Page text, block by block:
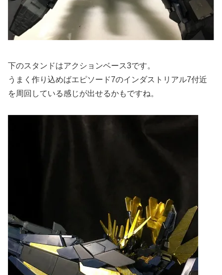
下のスタンドはアクションベース3です。
うまく作り込めばエピソード7のインダストリアル7付近
を周回している感じが出せるかもですね。